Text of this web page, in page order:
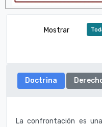
Mostrar
Doctrina
La confrontación es una